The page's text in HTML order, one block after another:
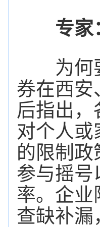
专家：
为何要
券在西安
后指出
对个人或
的限制
参与摇号
率。企业
查缺补漏